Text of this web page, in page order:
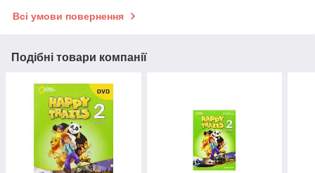
Всі умови повернення
Подібні товари компанії